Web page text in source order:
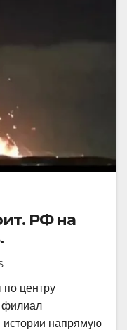
РФ на
центру
филиал
напрямую